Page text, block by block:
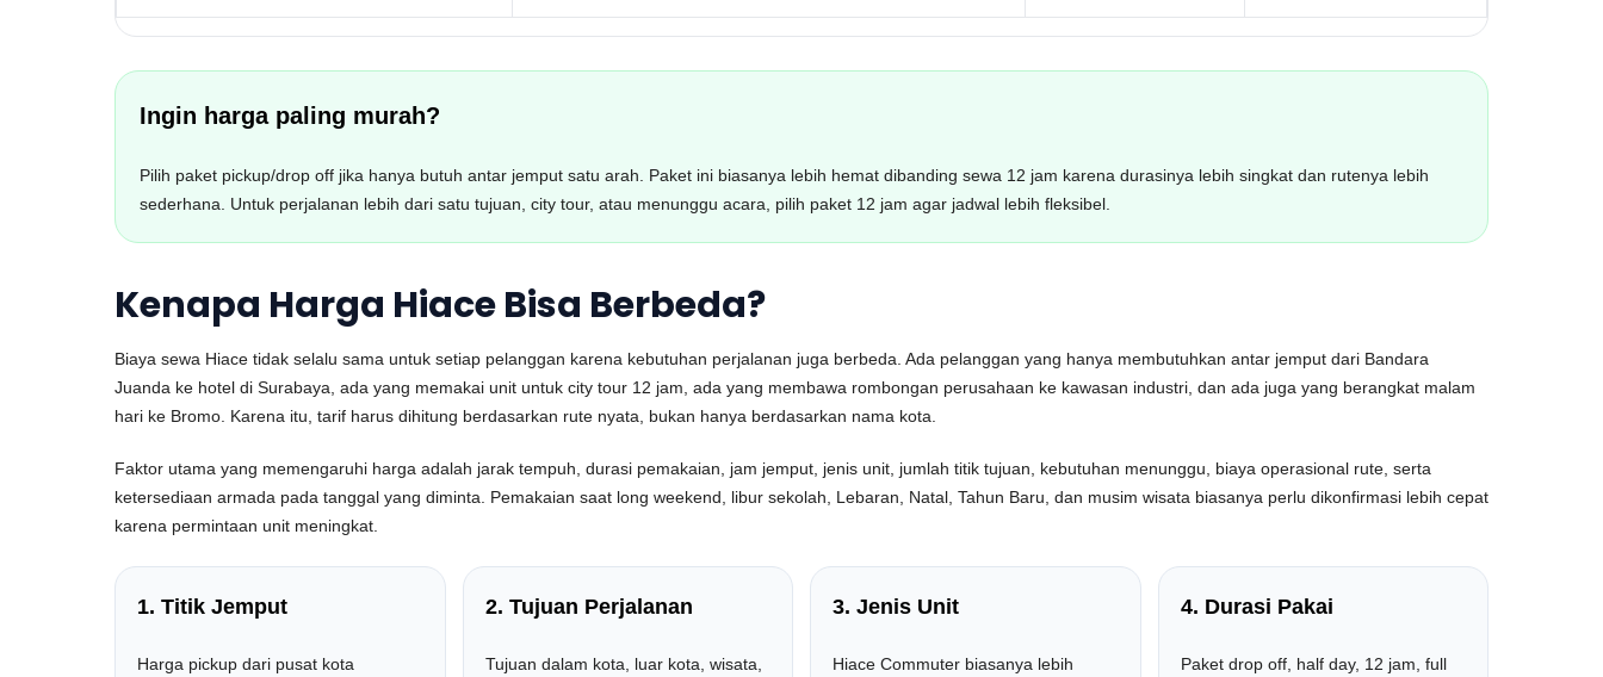
Ingin harga paling murah?
Pilih paket pickup/drop off jika hanya butuh antar jemput satu arah. Paket ini biasanya lebih hemat dibanding sewa 12 jam karena durasinya lebih singkat dan rutenya lebih
sederhana. Untuk perjalanan lebih dari satu tujuan, city tour, atau menunggu acara, pilih paket 12 jam agar jadwal lebih fleksibel.
Kenapa Harga Hiace Bisa Berbeda?
Biaya sewa Hiace tidak selalu sama untuk setiap pelanggan karena kebutuhan perjalanan juga berbeda. Ada pelanggan yang hanya membutuhkan antar jemput dari Bandara
Juanda ke hotel di Surabaya, ada yang memakai unit untuk city tour 12 jam, ada yang membawa rombongan perusahaan ke kawasan industri, dan ada juga yang berangkat malam
hari ke Bromo. Karena itu, tarif harus dihitung berdasarkan rute nyata, bukan hanya berdasarkan nama kota.
Faktor utama yang memengaruhi harga adalah jarak tempuh, durasi pemakaian, jam jemput, jenis unit, jumlah titik tujuan, kebutuhan menunggu, biaya operasional rute, serta
ketersediaan armada pada tanggal yang diminta. Pemakaian saat long weekend, libur sekolah, Lebaran, Natal, Tahun Baru, dan musim wisata biasanya perlu dikonfirmasi lebih cepat
karena permintaan unit meningkat.
1. Titik Jemput
Harga pickup dari pusat kota
2. Tujuan Perjalanan
Tujuan dalam kota, luar kota, wisata,
3. Jenis Unit
Hiace Commuter biasanya lebih
4. Durasi Pakai
Paket drop off, half day, 12 jam, full